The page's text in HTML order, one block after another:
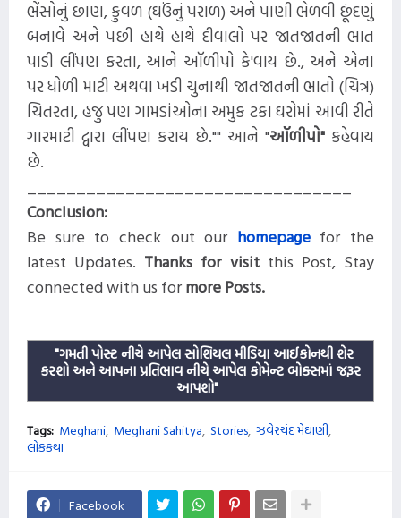
ભેંસોનું છાણ, કુવળ (ઘઉંનું પરાળ) અને પાણી ભેળવી છૂંદણું
બનાવે અને પછી હાથે હાથે દીવાલો પર જાતજાતની ભાત
પાડી લીંપણ કરતા, આને ઑળીપો કે'વાય છે., અને એના
પર ધોળી માટી અથવા ખડી ચુનાથી જાતજાતની ભાતો (ચિત્ર)
ચિતરતા, હજુ પણ ગામડાંઓના અમુક ટકા ઘરોમાં આવી રીતે
ગારમાટી દ્વારા લીંપણ કરાય છે."" આને "ઑળીપો" કહેવાય
છે.
Conclusion:
Be sure to check out our homepagefor the
latest Updates. Thanks for visitthis Post, Stay
connected with us formorePosts.
"ગમતી પોસ્ટ નીચે આપેલ સોશિયલ મીડિયા આઈકોનથી શેર
કરશો અને આપના પ્રતિભાવ નીચે આપેલ કોમેન્ટ બોક્સમાં જરૂર
આપશો"
Tags: Meghani Meghani Sahitya Stories ઝવેરચંદ મેઘાણી
લોકકથા
Facebook